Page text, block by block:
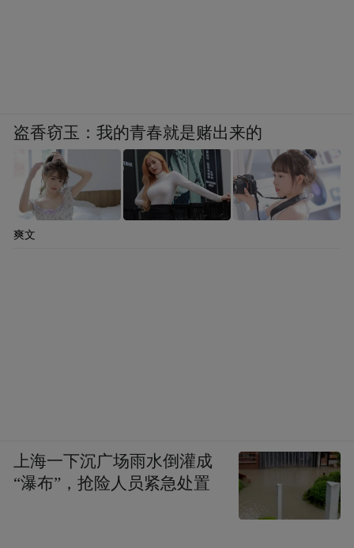
盗香窃玉：我的青春就是赌出来的
爽文
上海一下沉广场雨水倒灌成
“瀑布”，抢险人员紧急处置